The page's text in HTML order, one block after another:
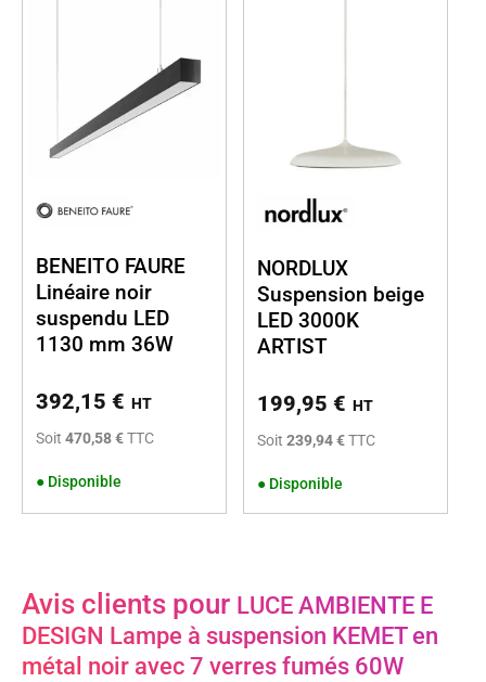
BENEITO FAURE
Linéaire noir
suspendu LED
1130 mm 36W
392,15 € HT
Soit 470,58 €TTC
● Disponible
NORDLUX
Suspension beige
LED 3000K
ARTIST
199,95 € HT
Soit 239,94 €TTC
● Disponible
Avis clients pour LUCE AMBIENTE E
DESIGN Lampe à suspension KEMET en
métal noir avec 7 verres fumés 60W